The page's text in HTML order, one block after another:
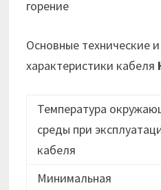
горение
Основные технические
характеристики кабеля
Температура
среды при
кабеля
Минимальная